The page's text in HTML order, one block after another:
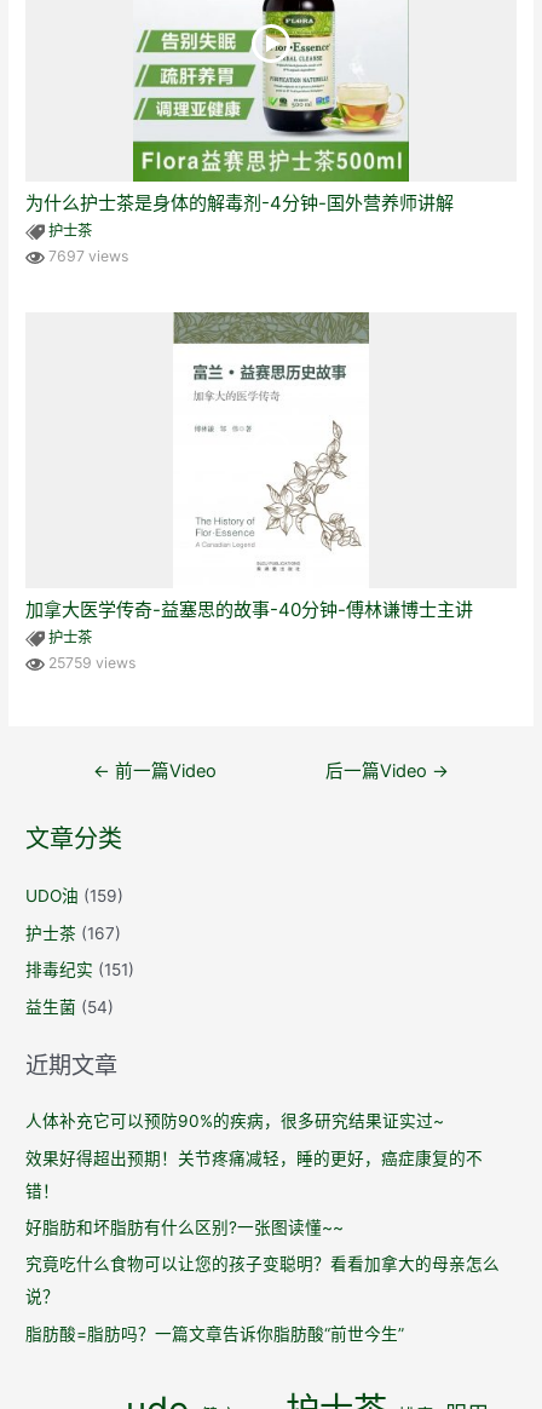
为什么护士茶是身体的解毒剂-4分钟-国外营养师讲解
护士茶
7697 views
加拿大医学传奇-益塞思的故事-40分钟-傅林谦博士主讲
护士茶
25759 views
导
航
← 前一篇Video 后一篇Video →
文章分类
UDO油 (159)
护士茶 (167)
排毒纪实 (151)
益生菌 (54)
近期文章
人体补充它可以预防90%的疾病，很多研究结果证实过~
效果好得超出预期！关节疼痛减轻，睡的更好，癌症康复的不
错！
好脂肪和坏脂肪有什么区别?一张图读懂~~
究竟吃什么食物可以让您的孩子变聪明？看看加拿大的母亲怎么
说？
脂肪酸=脂肪吗？一篇文章告诉你脂肪酸“前世今生”